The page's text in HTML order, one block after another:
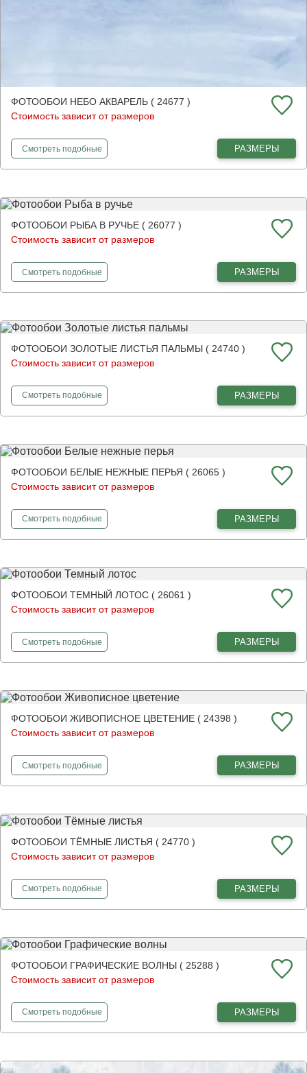
ФОТООБОИ НЕБО АКВАРЕЛЬ ( 24677 )
Стоимость зависит от размеров
Смотретьфотообои
подобные РАЗМЕРЫ
ФОТООБОИ РЫБА В РУЧЬЕ ( 26077 )
Стоимость зависит от размеров
Смотретьфотообои
подобные РАЗМЕРЫ
ФОТООБОИ ЗОЛОТЫЕ ЛИСТЬЯ ПАЛЬМЫ ( 24740 )
Стоимость зависит от размеров
Смотретьфотообои
подобные РАЗМЕРЫ
ФОТООБОИ БЕЛЫЕ НЕЖНЫЕ ПЕРЬЯ ( 26065 )
Стоимость зависит от размеров
Смотретьфотообои
подобные РАЗМЕРЫ
ФОТООБОИ ТЕМНЫЙ ЛОТОС ( 26061 )
Стоимость зависит от размеров
Смотретьфотообои
подобные РАЗМЕРЫ
ФОТООБОИ ЖИВОПИСНОЕ ЦВЕТЕНИЕ ( 24398 )
Стоимость зависит от размеров
Смотретьфотообои
подобные РАЗМЕРЫ
ФОТООБОИ ТЁМНЫЕ ЛИСТЬЯ ( 24770 )
Стоимость зависит от размеров
Смотретьфотообои
подобные РАЗМЕРЫ
ФОТООБОИ ГРАФИЧЕСКИЕ ВОЛНЫ ( 25288 )
Стоимость зависит от размеров
Смотретьфотообои
подобные РАЗМЕРЫ